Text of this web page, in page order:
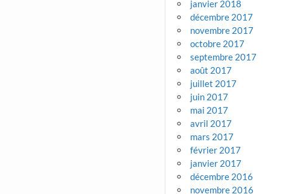
janvier 2018
décembre 2017
novembre 2017
octobre 2017
septembre 2017
août 2017
juillet 2017
juin 2017
mai 2017
avril 2017
mars 2017
février 2017
janvier 2017
décembre 2016
novembre 2016